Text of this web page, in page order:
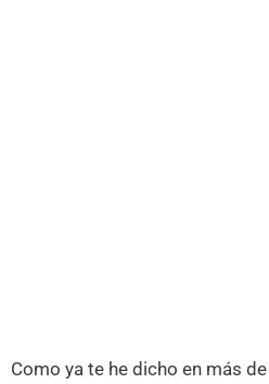
Como ya te he dicho en más